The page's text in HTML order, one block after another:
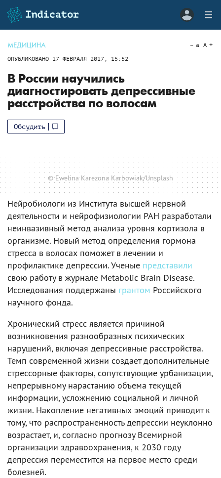
МЕДИЦИНА
ОПУБЛИКОВАНО 17 ФЕВРАЛЯ 2017, 15:52
a A
В России научились
диагностировать депрессивные
расстройства по волосам
Обсудить
© Ewelina Karezona Karbowiak/Unsplash
Нейробиологи из Института высшей нервной
деятельности и нейрофизиологии РАН разработали
неинвазивный метод анализа уровня кортизола в
организме. Новый метод определения гормона
стресса в волосах поможет в лечении и
профилактике депрессии. Ученые представили
свою работу в журнале Metabolic Brain Disease.
Исследования поддержаны грантом Российского
научного фонда.
Хронический стресс является причиной
возникновения разнообразных психических
нарушений, включая депрессивные расстройства.
Темп современной жизни создает дополнительные
стрессорные факторы, сопутствующие урбанизации,
непрерывному нарастанию объема текущей
информации, усложнению социальной и личной
жизни. Накопление негативных эмоций приводит к
тому, что распространенность депрессии неуклонно
возрастает, и, согласно прогнозу Всемирной
организации здравоохранения, к 2030 году
депрессия переместится на первое место среди
болезней.